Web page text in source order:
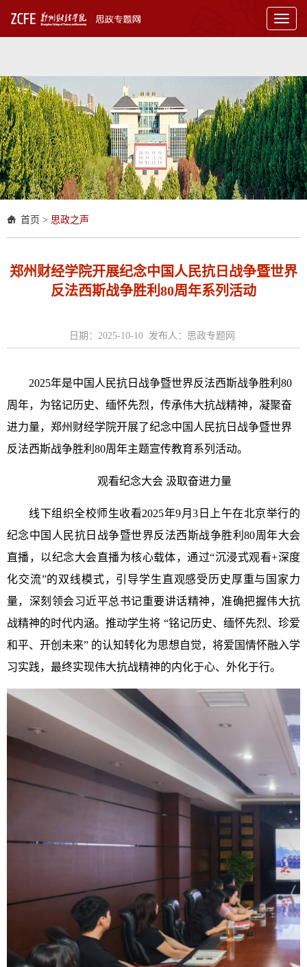
Toggle
首页 > 思政之声
郑州财经学院开展纪念中国人民抗日战争暨世界
反法西斯战争胜利80周年系列活动
日期：2025-10-10 发布人：思政专题网
2025年是中国人民抗日战争暨世界反法西斯战争胜利80
周年，为铭记历史、缅怀先烈，传承伟大抗战精神，凝聚奋
进力量，郑州财经学院开展了纪念中国人民抗日战争暨世界
反法西斯战争胜利80周年主题宣传教育系列活动。
观看纪念大会 汲取奋进力量
线下组织全校师生收看2025年9月3日上午在北京举行的
纪念中国人民抗日战争暨世界反法西斯战争胜利80周年大会
直播，以纪念大会直播为核心载体，通过“沉浸式观看+深度
化交流”的双线模式，引导学生直观感受历史厚重与国家力
量，深刻领会习近平总书记重要讲话精神，准确把握伟大抗
战精神的时代内涵。推动学生将 “铭记历史、缅怀先烈、珍爱
和平、开创未来” 的认知转化为思想自觉，将爱国情怀融入学
习实践，最终实现伟大抗战精神的内化于心、外化于行。